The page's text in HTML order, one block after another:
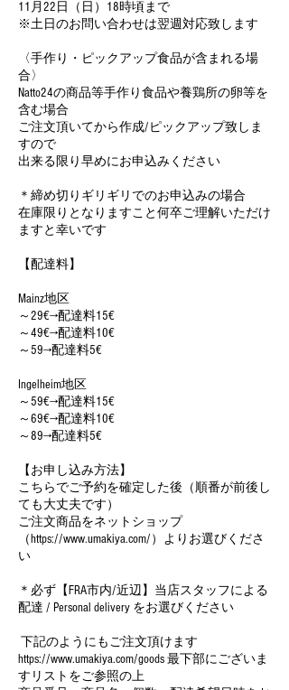
11月22日（日）18時頃まで
※土日のお問い合わせは翌週対応致します
〈手作り・ピックアップ食品が含まれる場
合〉
Natto24の商品等手作り食品や養鶏所の卵等を
含む場合
ご注文頂いてから作成/ピックアップ致しま
すので
出来る限り早めにお申込みください
＊締め切りギリギリでのお申込みの場合
在庫限りとなりますこと何卒ご理解いただけ
ますと幸いです
【配達料】
Mainz地区
～29€→配達料15€
～49€→配達料10€
～59→配達料5€
Ingelheim地区
～59€→配達料15€
～69€→配達料10€
～89→配達料5€
【お申し込み方法】
こちらでご予約を確定した後（順番が前後し
ても大丈夫です）
ご注文商品をネットショップ
（https://www.umakiya.com/）よりお選びくださ
い
＊必ず【FRA市内/近辺】当店スタッフによる
配達 / Personal delivery をお選びください
下記のようにもご注文頂けます
https://www.umakiya.com/goods 最下部にございま
すリストをご参照の上